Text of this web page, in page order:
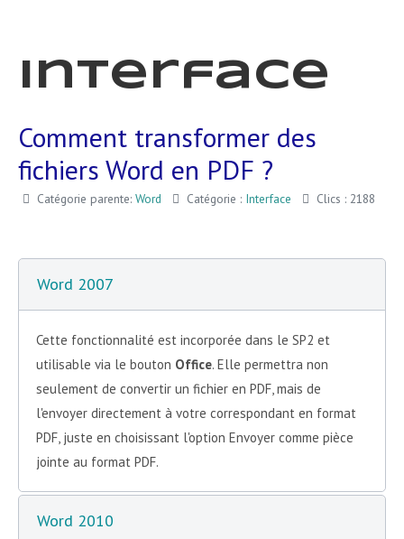
Interface
Comment transformer des
fichiers Word en PDF ?
Catégorie parente: Word Catégorie : Interface Clics : 2188
Word 2007
Cette fonctionnalité est incorporée dans le SP2 et
utilisable via le bouton Office. Elle permettra non
seulement de convertir un fichier en PDF, mais de
l'envoyer directement à votre correspondant en format
PDF, juste en choisissant l'option Envoyer comme pièce
jointe au format PDF.
Word 2010